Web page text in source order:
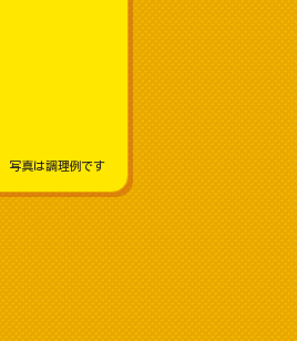
写真は調理例です